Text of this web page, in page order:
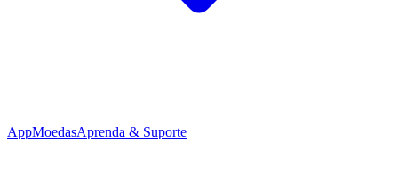
AppMoedasAprenda & Suporte